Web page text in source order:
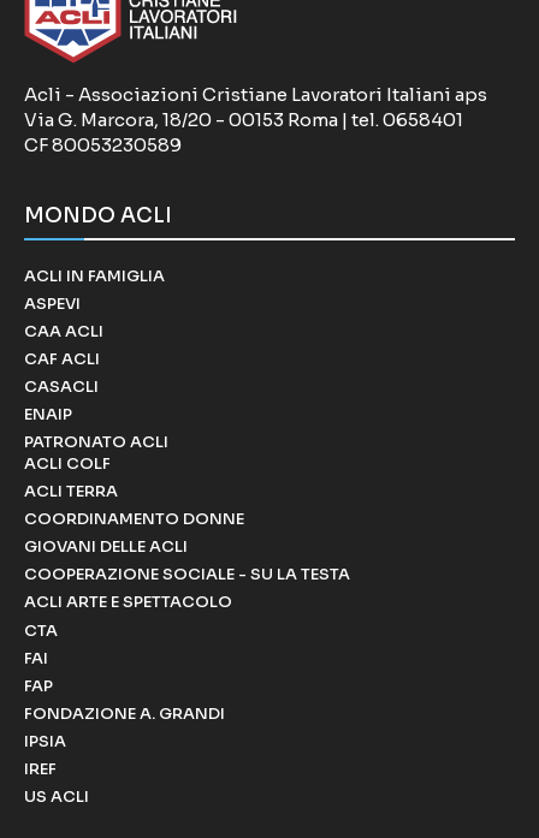
Acli - Associazioni Cristiane Lavoratori Italiani aps
Via G. Marcora, 18/20 - 00153 Roma | tel. 0658401
CF 80053230589
MONDO ACLI
ACLI IN FAMIGLIA
ASPEVI
CAA ACLI
CAF ACLI
CASACLI
ENAIP
PATRONATO ACLI
ACLI COLF
ACLI TERRA
COORDINAMENTO DONNE
GIOVANI DELLE ACLI
COOPERAZIONE SOCIALE - SU LA TESTA
ACLI ARTE E SPETTACOLO
CTA
FAI
FAP
FONDAZIONE A. GRANDI
IPSIA
IREF
US ACLI